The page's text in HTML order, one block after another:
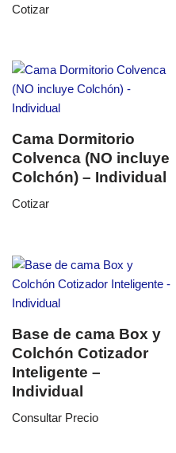
Cotizar
Cama Dormitorio
Colvenca (NO incluye
Colchón) – Individual
Cotizar
Base de cama Box y
Colchón Cotizador
Inteligente –
Individual
Consultar Precio